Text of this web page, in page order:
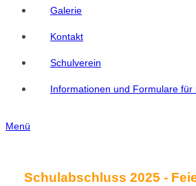
Galerie
Kontakt
Schulverein
Informationen und Formulare für
Menü
Schulabschluss 2025 -